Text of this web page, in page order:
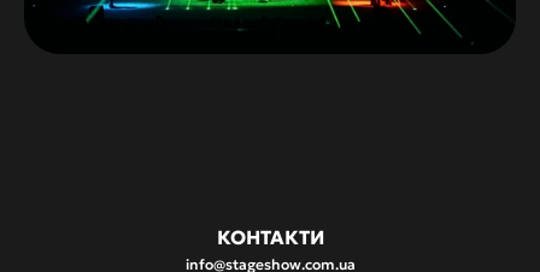
КОНТАКТИ
info@stageshow.com.ua